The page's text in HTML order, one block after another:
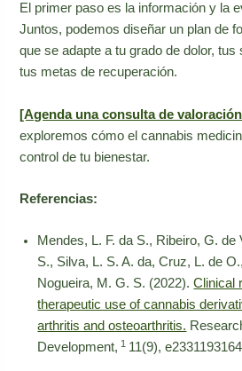
El primer paso es la información y la
Juntos, podemos diseñar un plan de
que se adapte a tu grado de dolor,
tus metas de recuperación.
[Agenda una consulta de
exploremos cómo el cannabis
control de tu bienestar.
Referencias:
Mendes, L. F. da S., Ribeiro, G. de
S., Silva, L. S. A. da, Cruz, L. de
Nogueira, M. G. S. (2022).Clinical
therapeutic use of cannabis
arthritis and osteoarthritis.
Development, 1 11(9),